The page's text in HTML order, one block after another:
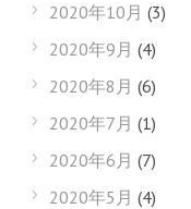
2020年10月 (3)
2020年9月 (4)
2020年8月 (6)
2020年7月 (1)
2020年6月 (7)
2020年5月 (4)